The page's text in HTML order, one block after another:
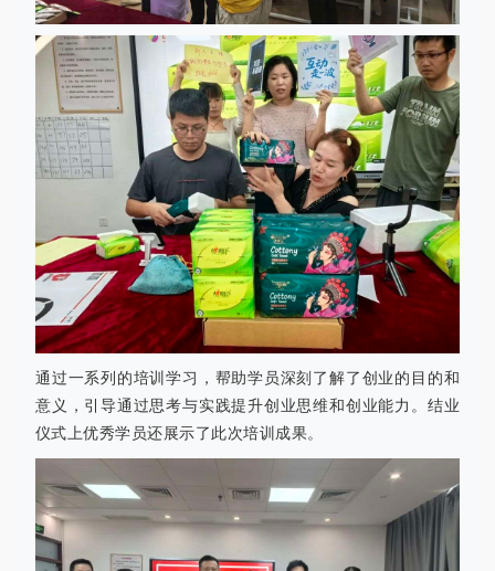
通过一系列的培训学习，帮助学员深刻了解了创业的目的和
意义，引导通过思考与实践提升创业思维和创业能力。 结业
仪式上优秀学员还展示了此次培训成果。